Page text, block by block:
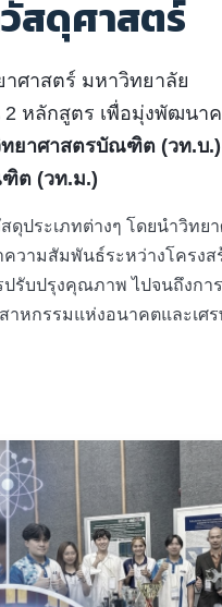
สดุศาสตร์
ศาสตร์ มหาวิทยาลัย
หลักสูตร เพื่อมุ่งพัฒนาค
ยาศาสตรบัณฑิต (วท.บ.)
ต (วท.ม.)
ดุประเภทต่างๆ โดยนำวิทย
วามสัมพันธ์ระหว่างโครงส
รับปรุงคุณภาพ ไปจนถึงกา
หกรรมแห่งอนาคตและเศ